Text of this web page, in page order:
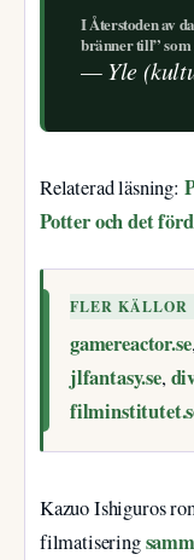
I Återstoden av
bränner till”
— Yle
Relaterad läsning:
Potter och det
FLER KÄLLOR
gamereactor.se
jlfantasy.se,
Kazuo Ishiguros
filmatisering